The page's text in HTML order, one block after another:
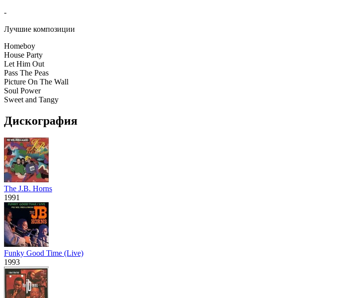
-
Лучшие композиции
Homeboy
House Party
Let Him Out
Pass The Peas
Picture On The Wall
Soul Power
Sweet and Tangy
Дискография
The J.B. Horns
1991
Funky Good Time (Live)
1993